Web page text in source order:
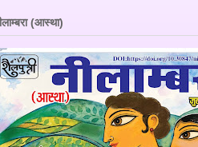
(आस्था)